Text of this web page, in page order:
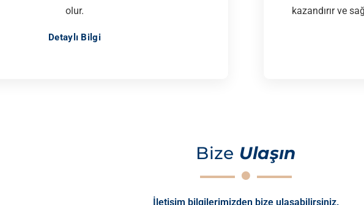
olur.
Detaylı Bilgi
kazandırır ve
Bize Ulaşın
İletişim bilgilerimizden bize ulaşabilirsiniz.